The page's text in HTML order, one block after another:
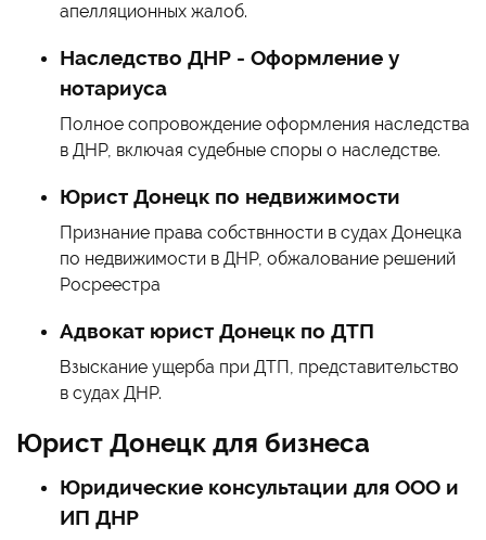
апелляционных жалоб.
Наследство ДНР - Оформление у
нотариуса
Полное сопровождение оформления наследства
в ДНР, включая судебные споры о наследстве.
Юрист Донецк по недвижимости
Признание права собствнности в судах Донецка
по недвижимости в ДНР, обжалование решений
Росреестра
Адвокат юрист Донецк по ДТП
Взыскание ущерба при ДТП, представительство
в судах ДНР.
Юрист Донецк для бизнеса
Юридические консультации для ООО и
ИП ДНР